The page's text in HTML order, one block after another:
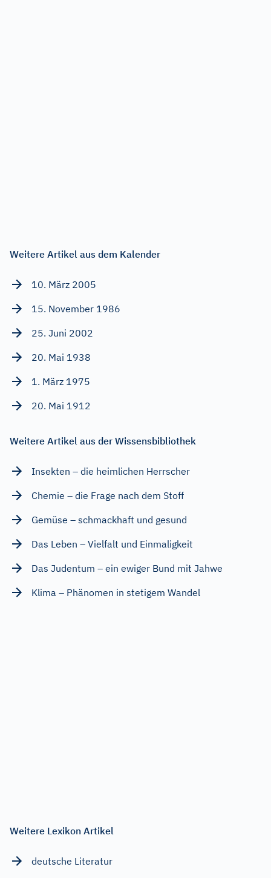
Weitere Artikel aus dem Kalender
10. März 2005
15. November 1986
25. Juni 2002
20. Mai 1938
1. März 1975
20. Mai 1912
Weitere Artikel aus der Wissensbibliothek
Insekten – die heimlichen Herrscher
Chemie – die Frage nach dem Stoff
Gemüse – schmackhaft und gesund
Das Leben – Vielfalt und Einmaligkeit
Das Judentum – ein ewiger Bund mit Jahwe
Klima – Phänomen in stetigem Wandel
Weitere Lexikon Artikel
deutsche Literatur